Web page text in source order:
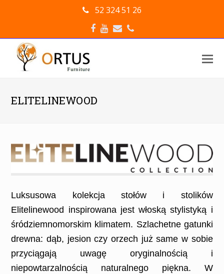
52 324 51 26
Facebook
Youtube
EmailPhone
ELITELINEWOOD
Luksusowa kolekcja stołów i stolików
Elitelinewood inspirowana jest włoską stylistyką i
śródziemnomorskim klimatem. Szlachetne gatunki
drewna: dąb, jesion czy orzech już same w sobie
przyciągają uwagę oryginalnością i
niepowtarzalnością naturalnego piękna. W